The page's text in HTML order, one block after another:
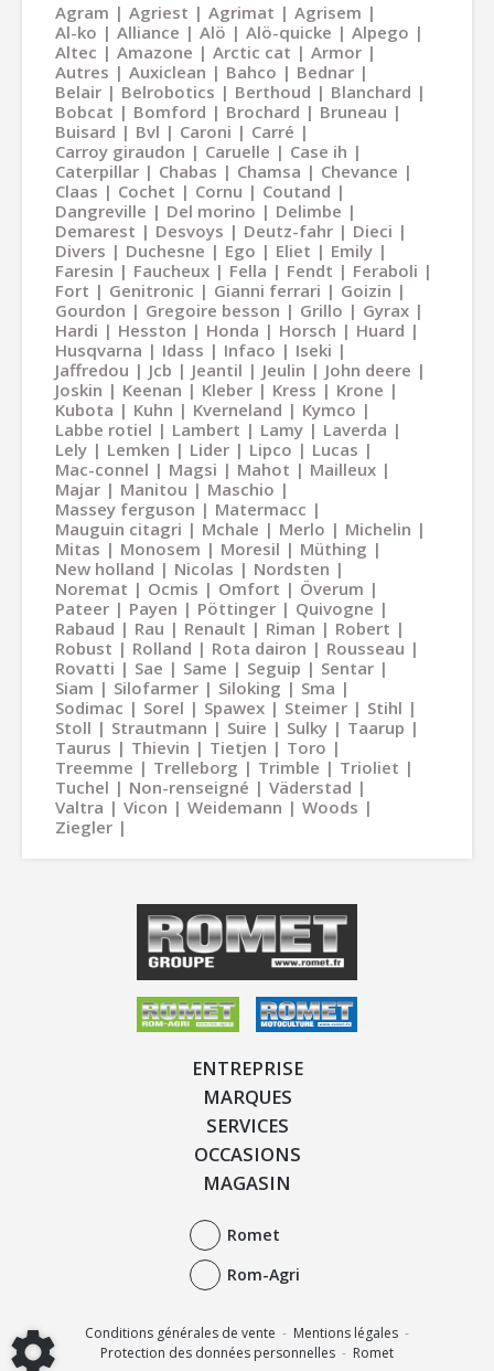
Agram Agriest Agrimat
Agrisem
Al-ko
Alliance Alö Alö-quicke
Alpego
Altec
Amazone Arctic cat
Armor
Autres
Auxiclean Bahco
Bednar
Belair
Belrobotics Berthoud
Blanchard
Bobcat
Bomford Brochard
Bruneau
Buisard
Bvl Caroni
Carré
Carroy giraudon
Caruelle
Case ih
Caterpillar
Chabas Chamsa
Chevance
Claas
Cochet Cornu
Coutand
Dangreville
Del morino
Delimbe
Demarest
Desvoys Deutz-fahr
Dieci
Divers
Duchesne Ego Eliet
Emily
Faresin
Faucheux Fella Fendt
Feraboli
Fort
Genitronic Gianni ferrari
Goizin
Gourdon
Gregoire besson Grillo
Gyrax
Hardi
Hesston Honda Horsch
Huard
Husqvarna
Idass Infaco
Iseki
Jaffredou
Jcb Jeantil Jeulin
John deere
Joskin
Keenan Kleber Kress
Krone
Kubota
Kuhn Kverneland
Kymco
Labbe rotiel
Lambert Lamy
Laverda
Lely
Lemken Lider Lipco
Lucas
Mac-connel
Magsi Mahot
Mailleux
Majar
Manitou
Maschio
Massey ferguson
Matermacc
Mauguin citagri
Mchale Merlo
Michelin
Mitas
Monosem Moresil
Müthing
New holland
Nicolas
Nordsten
Noremat
Ocmis Omfort
Överum
Pateer
Payen Pöttinger
Quivogne
Rabaud
Rau Renault Riman
Robert
Robust
Rolland Rota dairon
Rousseau
Rovatti
Sae Same Seguip
Sentar
Siam
Silofarmer Siloking
Sma
Sodimac
Sorel Spawex Steimer
Stihl
Stoll
Strautmann Suire Sulky
Taarup
Taurus
Thievin Tietjen
Toro
Treemme
Trelleborg Trimble
Trioliet
Tuchel
Non-renseigné
Väderstad
Valtra
Vicon Weidemann
Woods
Ziegler
ENTREPRISE
MARQUES
SERVICES
OCCASIONS
MAGASIN
Romet
Rom-Agri
Conditions générales de vente - Mentions légales -
Protection des données personnelles - Romet